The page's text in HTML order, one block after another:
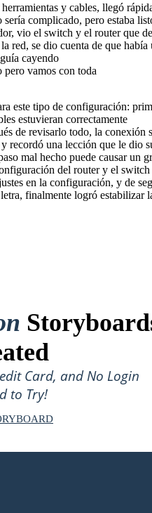
y cables, llegó
complicado, pero estaba
vio el switch y el router que
red, se dio cuenta de que había
cayendo
vamos con toda
este tipo de configuración:
estuvieran correctamente
de revisarlo todo, la conexión
recordó una lección que le dio
mal hecho puede causar un
del router y el switch
en la configuración, y de
finalmente logró estabilizar
Card, and No Login
to Try!